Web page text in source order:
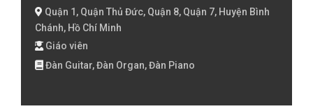
Quận 1, Quận Thủ Đức, Quận 8, Quận 7, Huyện Bình
Chánh, Hồ Chí Minh
Giáo viên
Đàn Guitar, Đàn Organ, Đàn Piano